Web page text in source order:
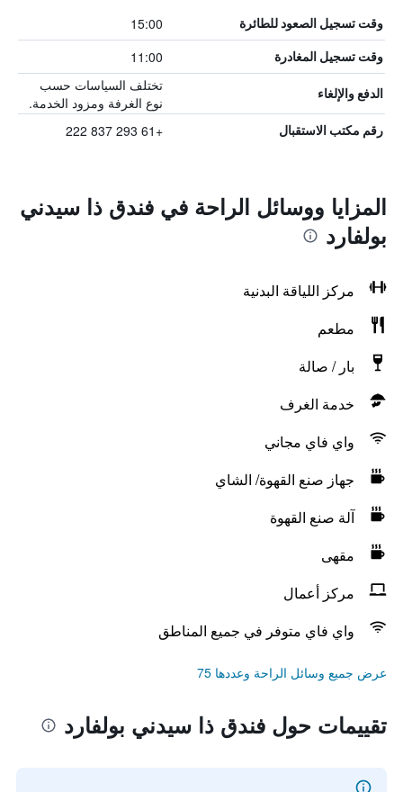
وقت تسجيل الصعود للطائرة 15:00
وقت تسجيل المغادرة 11:00
الدفع والإلغاء
تختلف السياسات حسب
نوع الغرفة ومزود الخدمة.
رقم مكتب الاستقبال +61 293 837 222
المزايا ووسائل الراحة في فندق ذا سيدني
بولفارد
مركز اللياقة البدنية
مطعم
بار / صالة
خدمة الغرف
واي فاي مجاني
جهاز صنع القهوة/ الشاي
آلة صنع القهوة
مقهى
مركز أعمال
واي فاي متوفر في جميع المناطق
عرض جميع وسائل الراحة وعددها 75
تقييمات حول فندق ذا سيدني بولفارد